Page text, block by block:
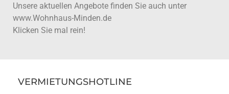
Unsere aktuellen Angebote finden Sie auch unter
www.Wohnhaus-Minden.de
Klicken Sie mal rein!
VERMIETUNGSHOTLINE